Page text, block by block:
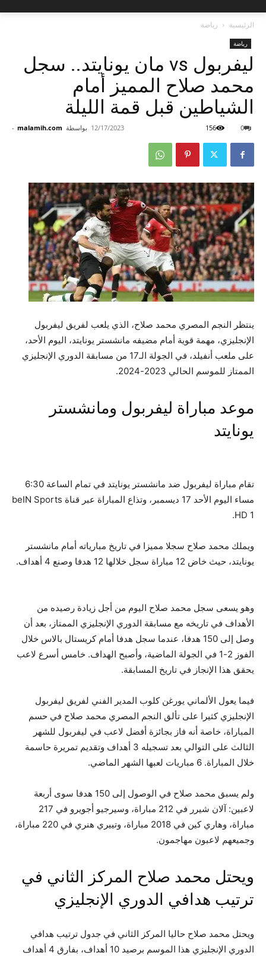
الرئيسية رياضة
رياضة
ليفربول vs مان يونايتد.. سجل
محمد صلاح المميز أمام
الشياطين قبل قمة الليلة
بواسطة malamih.com
- 12/17/2023 0
156
ينتظر النجم المصري محمد صلاح، الذي يلعب لفريق ليفربول
الإنجليزي، مهمة قوية أمام مضيفه مانشستر يونايتد، اليوم الأحد،
على ملعب أنفيلد، في الجولة الـ17 من مسابقة الدوري الإنجليزي
الممتاز للموسم الحالي 2023-2024.
موعد مباراة ليفربول ومانشستر
يونايتد
تقام مباراة ليفربول ضد مانشستر يونايتد في تمام الساعة 6:30
مساء اليوم الأحد 17 ديسمبر، وتذاع المباراة عبر قناة beIN Sports
HD 1.
ويملك محمد صلاح سجلا مميزا في تاريخ مبارياته أمام مانشستر
يونايتد، حيث خاض 12 مباراة سجل خلالها 12 هدفا وصنع 4 أهداف.
وهو يسعى سجل محمد صلاح اليوم من أجل زيادة رصيده من
الأهداف في تاريخه مع مسابقة الدوري الإنجليزي الممتاز، بعد أن
وصل إلى 150 هدفا، عندما سجل هدفا أمام كريستال بالاس خلال
الفوز 2-1 في الجولة الماضية، وأصبح الهداف. خامس أسرع لاعب
يحقق هذا الإنجاز في تاريخ المسابقة.
فيما يعول الألماني يورغن كلوب المدير الفني لفريق ليفربول
الإنجليزي كثيرا على تألق النجم المصري محمد صلاح في حسم
المباراة، خاصة أنه فاز بجائزة أفضل لاعب في ليفربول للشهر
الثالث على التوالي بعد تسجيله 3 أهداف وتقديم تمريرة حاسمة
خلال المباراة. 6 مباريات لعبها الشهر الماضي.
ولم يسبق محمد صلاح في الوصول إلى 150 هدفا سوى أربعة
لاعبين: آلان شيرر في 212 مباراة، وسيرجيو أجويرو في 217
مباراة، وهاري كين في 2018 مباراة، وتييري هنري في 220 مباراة،
وجميعهم لاعبون مهاجمون.
ويحتل محمد صلاح المركز الثاني في
ترتيب هدافي الدوري الإنجليزي
ويحتل محمد صلاح حاليا المركز الثاني في جدول ترتيب هدافي
الدوري الإنجليزي هذا الموسم برصيد 10 أهداف، بفارق 4 أهداف